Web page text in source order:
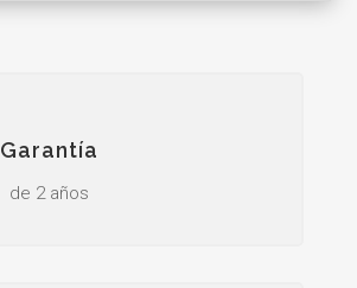
Garantía
de 2 años